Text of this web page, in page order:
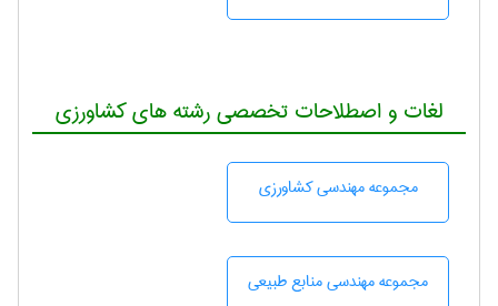
لغات و اصطلاحات تخصصی رشته های کشاورزی
مجموعه مهندسی كشاورزی
مجموعه مهندسی منابع طبيعی